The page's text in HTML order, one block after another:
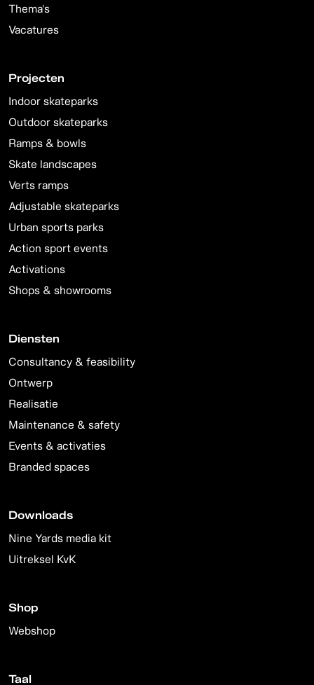
Thema's
Vacatures
Projecten
Indoor skateparks
Outdoor skateparks
Ramps & bowls
Skate landscapes
Verts ramps
Adjustable skateparks
Urban sports parks
Action sport events
Activations
Shops & showrooms
Diensten
Consultancy & feasibility
Ontwerp
Realisatie
Maintenance & safety
Events & activaties
Branded spaces
Downloads
Nine Yards media kit
Uitreksel KvK
Shop
Webshop
Taal